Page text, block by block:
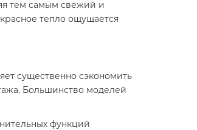
тем самым свежий и
тепло ощущается
существенно сэкономить
Большинство моделей
функций